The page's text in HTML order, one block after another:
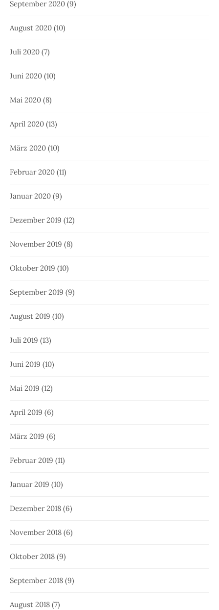
September 2020 (9)
August 2020 (10)
Juli 2020 (7)
Juni 2020 (10)
Mai 2020 (8)
April 2020 (13)
März 2020 (10)
Februar 2020 (11)
Januar 2020 (9)
Dezember 2019 (12)
November 2019 (8)
Oktober 2019 (10)
September 2019 (9)
August 2019 (10)
Juli 2019 (13)
Juni 2019 (10)
Mai 2019 (12)
April 2019 (6)
März 2019 (6)
Februar 2019 (11)
Januar 2019 (10)
Dezember 2018 (6)
November 2018 (6)
Oktober 2018 (9)
September 2018 (9)
August 2018 (7)